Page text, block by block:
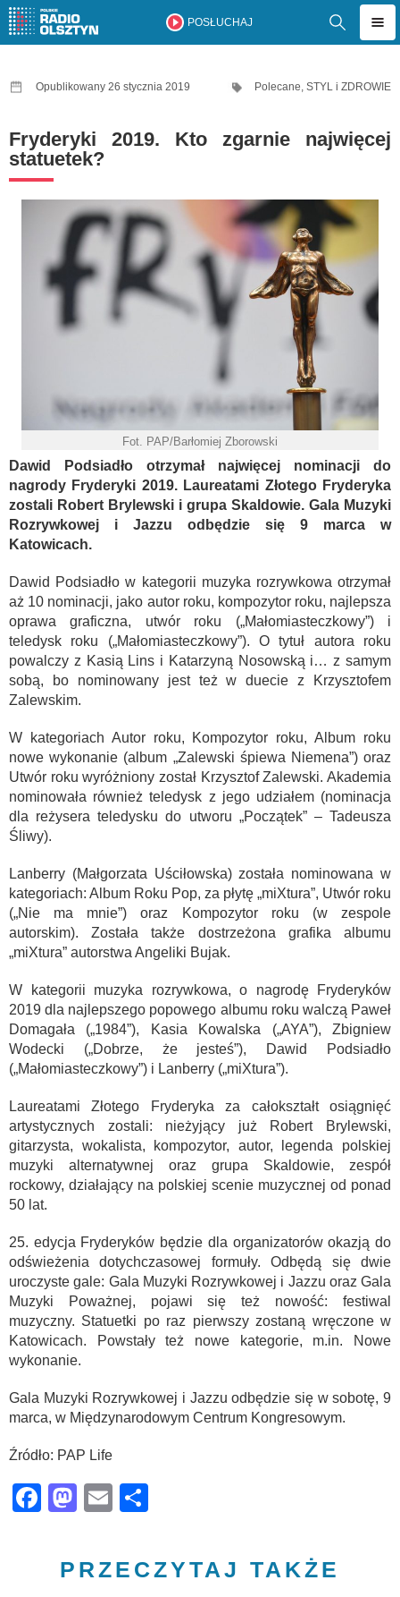
POSŁUCHAJ
Opublikowany 26 stycznia 2019 Polecane, STYL i ZDROWIE
Fryderyki 2019. Kto zgarnie najwięcej
statuetek?
Fot. PAP/Barłomiej Zborowski
Dawid Podsiadło otrzymał najwięcej nominacji do
nagrody Fryderyki 2019. Laureatami Złotego Fryderyka
zostali Robert Brylewski i grupa Skaldowie. Gala Muzyki
Rozrywkowej i Jazzu odbędzie się 9 marca w
Katowicach.
Dawid Podsiadło w kategorii muzyka rozrywkowa otrzymał
aż 10 nominacji, jako autor roku, kompozytor roku, najlepsza
oprawa graficzna, utwór roku („Małomiasteczkowy”) i
teledysk roku („Małomiasteczkowy”). O tytuł autora roku
powalczy z Kasią Lins i Katarzyną Nosowską i… z samym
sobą, bo nominowany jest też w duecie z Krzysztofem
Zalewskim.
W kategoriach Autor roku, Kompozytor roku, Album roku
nowe wykonanie (album „Zalewski śpiewa Niemena”) oraz
Utwór roku wyróżniony został Krzysztof Zalewski. Akademia
nominowała również teledysk z jego udziałem (nominacja
dla reżysera teledysku do utworu „Początek” – Tadeusza
Śliwy).
Lanberry (Małgorzata Uściłowska) została nominowana w
kategoriach: Album Roku Pop, za płytę „miXtura”, Utwór roku
(„Nie ma mnie”) oraz Kompozytor roku (w zespole
autorskim). Została także dostrzeżona grafika albumu
„miXtura” autorstwa Angeliki Bujak.
W kategorii muzyka rozrywkowa, o nagrodę Fryderyków
2019 dla najlepszego popowego albumu roku walczą Paweł
Domagała („1984”), Kasia Kowalska („AYA”), Zbigniew
Wodecki („Dobrze, że jesteś”), Dawid Podsiadło
(„Małomiasteczkowy”) i Lanberry („miXtura”).
Laureatami Złotego Fryderyka za całokształt osiągnięć
artystycznych zostali: nieżyjący już Robert Brylewski,
gitarzysta, wokalista, kompozytor, autor, legenda polskiej
muzyki alternatywnej oraz grupa Skaldowie, zespół
rockowy, działający na polskiej scenie muzycznej od ponad
50 lat.
25. edycja Fryderyków będzie dla organizatorów okazją do
odświeżenia dotychczasowej formuły. Odbędą się dwie
uroczyste gale: Gala Muzyki Rozrywkowej i Jazzu oraz Gala
Muzyki Poważnej, pojawi się też nowość: festiwal
muzyczny. Statuetki po raz pierwszy zostaną wręczone w
Katowicach. Powstały też nowe kategorie, m.in. Nowe
wykonanie.
Gala Muzyki Rozrywkowej i Jazzu odbędzie się w sobotę, 9
marca, w Międzynarodowym Centrum Kongresowym.
Źródło: PAP Life
Facebook
Mastodon
Email
PRZECZYTAJ TAKŻE